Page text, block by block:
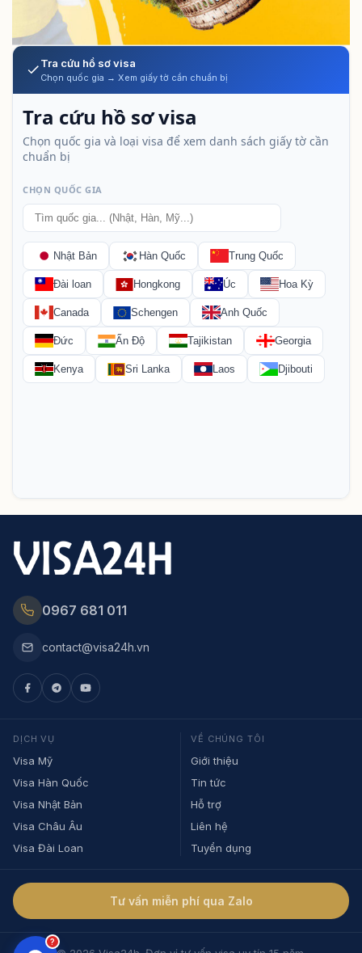
Tra cứu hồ sơ visa
Chọn quốc gia → Xem giấy tờ cần chuẩn bị
0967 681 011
contact@visa24h.vn
DỊCH VỤ
Visa Mỹ
Visa Hàn Quốc
Visa Nhật Bản
Visa Châu Âu
Visa Đài Loan
VỀ CHÚNG TÔI
Giới thiệu
Tin tức
Hỗ trợ
Liên hệ
Tuyển dụng
Tư vấn miễn phí qua Zalo
?